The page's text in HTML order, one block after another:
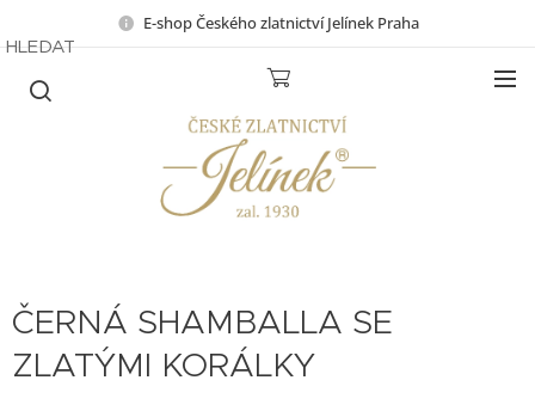
E-shop Českého zlatnictví Jelínek Praha
HLEDAT
ČERNÁ SHAMBALLA SE
ZLATÝMI KORÁLKY